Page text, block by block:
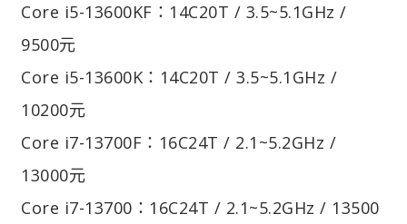
Core i5-13600KF：14C20T / 3.5~5.1GHz /
9500元
Core i5-13600K：14C20T / 3.5~5.1GHz /
10200元
Core i7-13700F：16C24T / 2.1~5.2GHz /
13000元
Core i7-13700：16C24T / 2.1~5.2GHz / 13500